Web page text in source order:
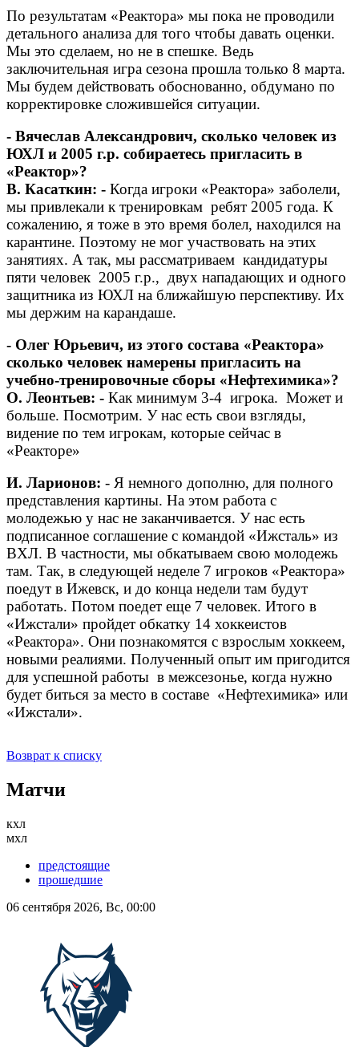
По результатам «Реактора» мы пока не проводили
детального анализа для того чтобы давать оценки.
Мы это сделаем, но не в спешке. Ведь
заключительная игра сезона прошла только 8 марта.
Мы будем действовать обоснованно, обдумано по
корректировке сложившейся ситуации.
- Вячеслав Александрович, сколько человек из
ЮХЛ и 2005 г.р. собираетесь пригласить в
«Реактор»?
В. Касаткин: - Когда игроки «Реактора» заболели,
мы привлекали к тренировкам ребят 2005 года. К
сожалению, я тоже в это время болел, находился на
карантине. Поэтому не мог участвовать на этих
занятиях. А так, мы рассматриваем кандидатуры
пяти человек 2005 г.р., двух нападающих и одного
защитника из ЮХЛ на ближайшую перспективу. Их
мы держим на карандаше.
- Олег Юрьевич, из этого состава «Реактора»
сколько человек намерены пригласить на
учебно-тренировочные сборы «Нефтехимика»?
О. Леонтьев: - Как минимум 3-4 игрока. Может и
больше. Посмотрим. У нас есть свои взгляды,
видение по тем игрокам, которые сейчас в
«Реакторе»
И. Ларионов: - Я немного дополню, для полного
представления картины. На этом работа с
молодежью у нас не заканчивается. У нас есть
подписанное соглашение с командой «Ижсталь» из
ВХЛ. В частности, мы обкатываем свою молодежь
там. Так, в следующей неделе 7 игроков «Реактора»
поедут в Ижевск, и до конца недели там будут
работать. Потом поедет еще 7 человек. Итого в
«Ижстали» пройдет обкатку 14 хоккеистов
«Реактора». Они познакомятся с взрослым хоккеем,
новыми реалиями. Полученный опыт им пригодится
для успешной работы в межсезонье, когда нужно
будет биться за место в составе «Нефтехимика» или
«Ижстали».
Возврат к списку
Матчи
кхл
мхл
предстоящие
прошедшие
06 сентября 2026, Вс, 00:00